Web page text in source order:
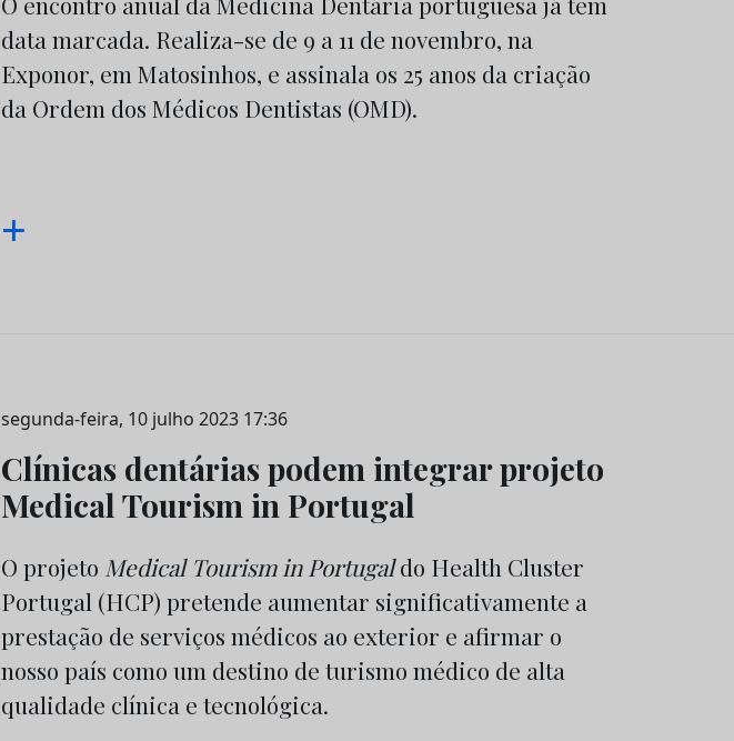
data marcada. Realiza-se de 9 a 11 de novembro, na
Exponor, em Matosinhos, e assinala os 25 anos da criação
da Ordem dos Médicos Dentistas (OMD).
+
segunda-feira, 10 julho 2023 17:36
Clínicas dentárias podem integrar projeto
Medical Tourism in Portugal
O projeto Medical Tourism in Portugaldo Health Cluster
Portugal (HCP) pretende aumentar significativamente a
prestação de serviços médicos ao exterior e afirmar o
nosso país como um destino de turismo médico de alta
qualidade clínica e tecnológica.